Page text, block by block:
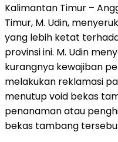
Kalimantan Timur –
Timur, M. Udin,
yang lebih ketat
provinsi ini. M. Udin
kurangnya kewajiban
melakukan reklamasi
menutup void bekas
penanaman atau
bekas tambang